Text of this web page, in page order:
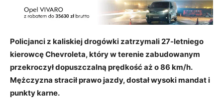
Policjanci z kaliskiej drogówki zatrzymali 27-letniego
kierowcę Chevroleta, który w terenie zabudowanym
przekroczył dopuszczalną prędkość aż o 86 km/h.
Mężczyzna stracił prawo jazdy, dostał wysoki mandat i
punkty karne.